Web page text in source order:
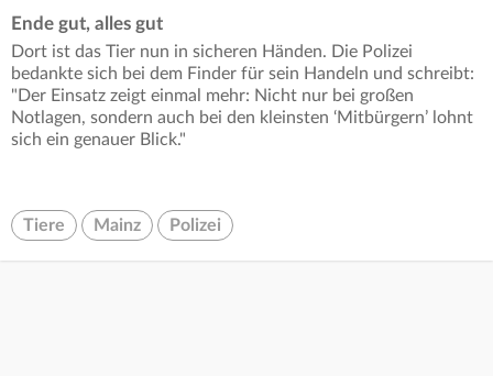
Ende gut, alles gut
Dort ist das Tier nun in sicheren Händen. Die Polizei
bedankte sich bei dem Finder für sein Handeln und schreibt:
"Der Einsatz zeigt einmal mehr: Nicht nur bei großen
Notlagen, sondern auch bei den kleinsten ‘Mitbürgern’ lohnt
sich ein genauer Blick."
Tiere Mainz Polizei